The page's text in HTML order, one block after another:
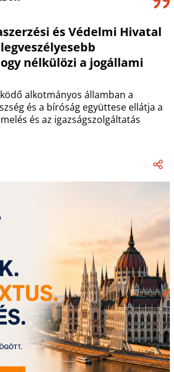
és Védelmi Hivatal
nélkülözi a jogállami
alkotmányos államban a
és a bíróság együttese ellátja a
és az igazságszolgáltatás